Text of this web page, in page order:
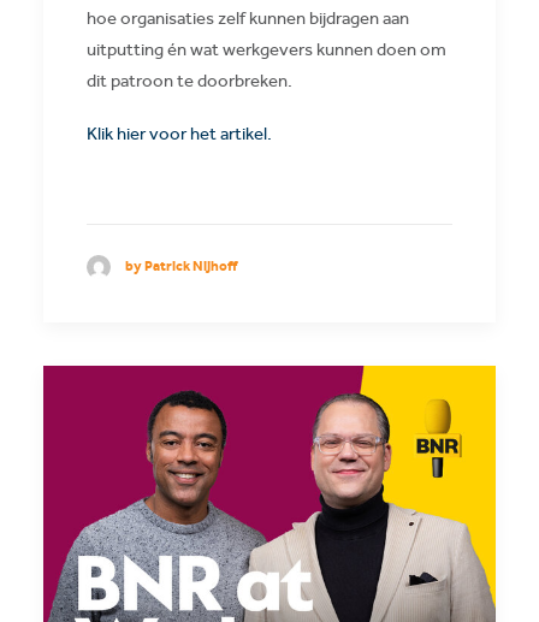
hoe organisaties zelf kunnen bijdragen aan
uitputting én wat werkgevers kunnen doen om
dit patroon te doorbreken.
Klik hier voor het artikel.
by Patrick Nijhoff